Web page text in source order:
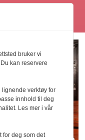
bruker vi
kan reservere
lignende verktøy for
innhold til deg
Les mer i vår
for deg som det